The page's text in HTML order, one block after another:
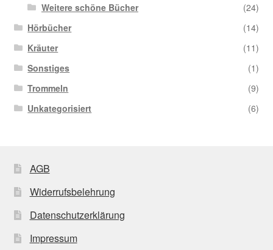
Weitere schöne Bücher
(24)
Hörbücher
(14)
Kräuter
(11)
Sonstiges
(1)
Trommeln
(9)
Unkategorisiert
(6)
AGB
Widerrufsbelehrung
Datenschutzerklärung
Impressum